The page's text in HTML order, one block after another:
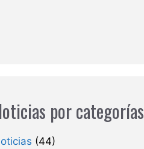
por categorías
(44)